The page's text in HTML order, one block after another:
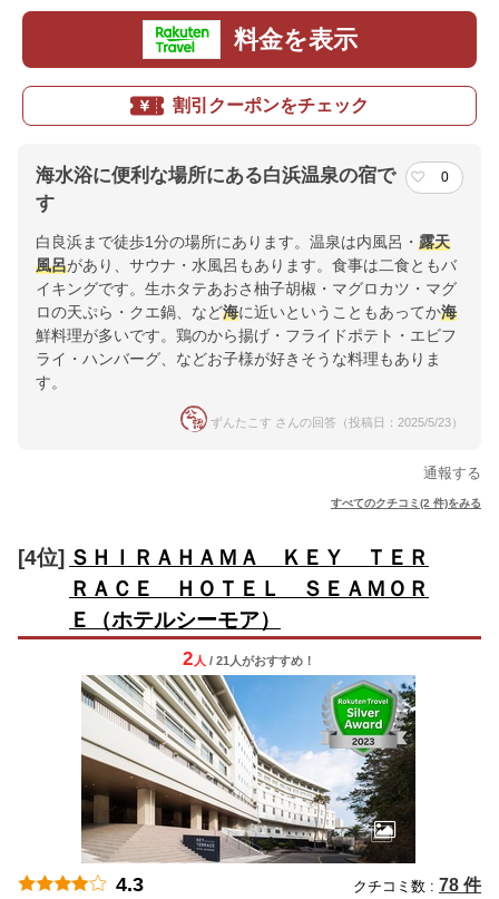
料金を表示
割引クーポンをチェック
海水浴に便利な場所にある白浜温泉の宿で
す
0
白良浜まで徒歩1分の場所にあります。温泉は内風呂・ 露天
風呂があり、サウナ・水風呂もあります。食事は二食ともバ
イキングです。生ホタテあおさ柚子胡椒・マグロカツ・マグ
ロの天ぷら・クエ鍋、など海に近いということもあってか海
鮮料理が多いです。鶏のから揚げ・フライドポテト・エビフ
ライ・ハンバーグ、などお子様が好きそうな料理もありま
す。
ずんたこす さんの回答（投稿日：2025/5/23）
通報する
すべてのクチコミ(2 件)をみる
[4位] ＳＨＩＲＡＨＡＭＡ ＫＥＹ ＴＥＲ
ＲＡＣＥ ＨＯＴＥＬ ＳＥＡＭＯＲ
Ｅ（ホテルシーモア）
2 人 / 21人がおすすめ！
4.3 クチコミ数 : 78 件